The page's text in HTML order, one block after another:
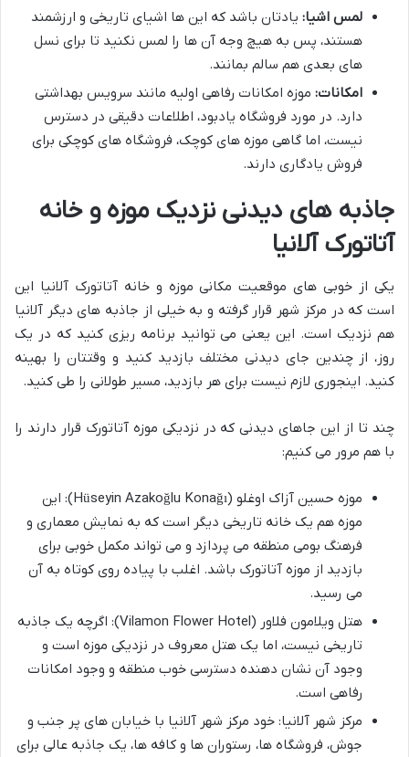
لمس اشیا: یادتان باشد که این ها اشیای تاریخی و ارزشمند
هستند، پس به هیچ وجه آن ها را لمس نکنید تا برای نسل
های بعدی هم سالم بمانند.
امکانات: موزه امکانات رفاهی اولیه مانند سرویس بهداشتی
دارد. در مورد فروشگاه یادبود، اطلاعات دقیقی در دسترس
نیست، اما گاهی موزه های کوچک، فروشگاه های کوچکی برای
فروش یادگاری دارند.
جاذبه های دیدنی نزدیک موزه و خانه
آتاتورک آلانیا
یکی از خوبی های موقعیت مکانی موزه و خانه آتاتورک آلانیا این
است که در مرکز شهر قرار گرفته و به خیلی از جاذبه های دیگر آلانیا
هم نزدیک است. این یعنی می توانید برنامه ریزی کنید که در یک
روز، از چندین جای دیدنی مختلف بازدید کنید و وقتتان را بهینه
کنید. اینجوری لازم نیست برای هر بازدید، مسیر طولانی را طی کنید.
چند تا از این جاهای دیدنی که در نزدیکی موزه آتاتورک قرار دارند را
با هم مرور می کنیم:
موزه حسین آزاک اوغلو (Hüseyin Azakoğlu Konağı):
این
موزه هم یک خانه تاریخی دیگر است که به نمایش معماری و
فرهنگ بومی منطقه می پردازد و می تواند مکمل خوبی برای
بازدید از موزه آتاتورک باشد. اغلب با پیاده روی کوتاه به آن
می رسید.
هتل ویلامون فلاور (Vilamon Flower Hotel):
اگرچه یک جاذبه
تاریخی نیست، اما یک هتل معروف در نزدیکی موزه است و
وجود آن نشان دهنده دسترسی خوب منطقه و وجود امکانات
رفاهی است.
مرکز شهر آلانیا: خود مرکز شهر آلانیا با خیابان های پر جنب و
جوش، فروشگاه ها، رستوران ها و کافه ها، یک جاذبه عالی برای